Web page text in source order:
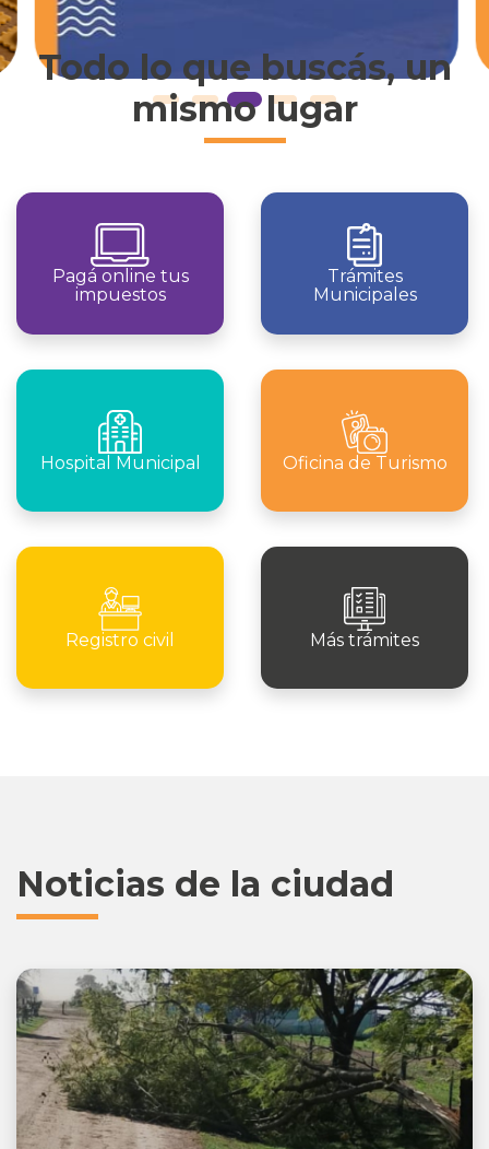
Todo lo que buscás, un
mismo lugar
Pagá online tus
impuestos
Trámites
Municipales
Hospital Municipal Oficina de Turismo
Registro civil Más trámites
Noticias de la ciudad